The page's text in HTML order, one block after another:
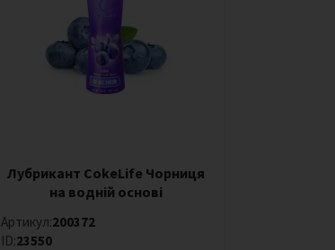
Лубрикант CokeLife Чорниця
на водній основі
Артикул:200372
ID:23550